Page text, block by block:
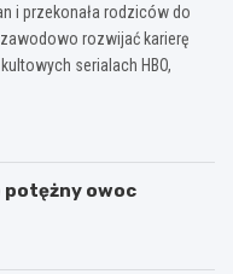
i przekonała rodziców do
rozwijać karierę
serialach HBO,
potężny owoc